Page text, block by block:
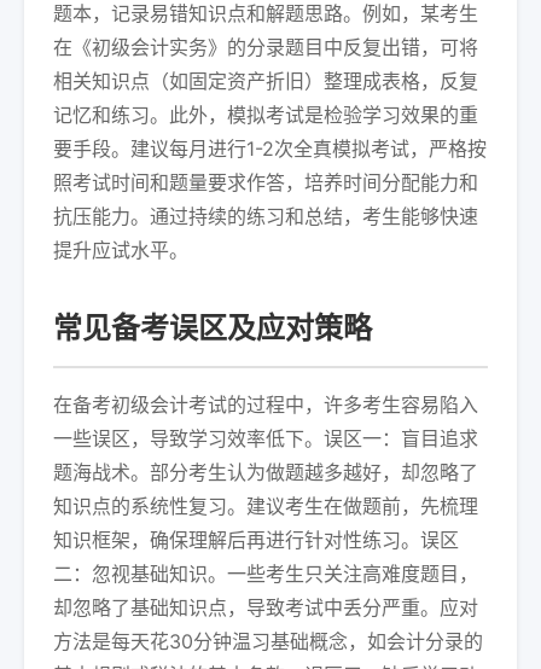
题本，记录易错知识点和解题思路。例如，某考生
在《初级会计实务》的分录题目中反复出错，可将
相关知识点（如固定资产折旧）整理成表格，反复
记忆和练习。此外，模拟考试是检验学习效果的重
要手段。建议每月进行1-2次全真模拟考试，严格按
照考试时间和题量要求作答，培养时间分配能力和
抗压能力。通过持续的练习和总结，考生能够快速
提升应试水平。
常见备考误区及应对策略
在备考初级会计考试的过程中，许多考生容易陷入
一些误区，导致学习效率低下。误区一：盲目追求
题海战术。部分考生认为做题越多越好，却忽略了
知识点的系统性复习。建议考生在做题前，先梳理
知识框架，确保理解后再进行针对性练习。误区
二：忽视基础知识。一些考生只关注高难度题目，
却忽略了基础知识点，导致考试中丢分严重。应对
方法是每天花30分钟温习基础概念，如会计分录的